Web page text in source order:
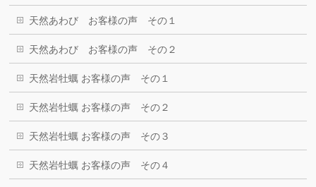
天然あわび お客様の声 その１
天然あわび お客様の声 その２
天然岩牡蠣 お客様の声 その１
天然岩牡蠣 お客様の声 その２
天然岩牡蠣 お客様の声 その３
天然岩牡蠣 お客様の声 その４